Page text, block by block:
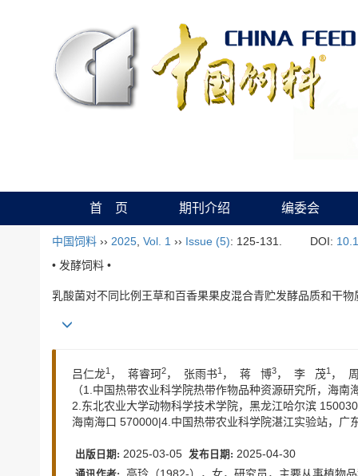
首 页 期刊介绍 编委会
中国饲料 ›› 2025 Vol. 1 ›› Issue (5): 125-131. DOI:
• 发酵饲料 •
乳酸菌对不同比例王草和百香果果皮混合青贮发酵品质和干物
吕仁龙1 ， 蒋睿珂2， 张雨书1 ， 蒋 博3， 李 茂1 ，
（1.中国热带农业科学院热带作物品种资源研究所，海南
2.东北农业大学动物科学技术学院，黑龙江哈尔滨
海南海口 570000|4.中国热带农业科学院湛江实验站，广
出版日期: 2025-03-05 发布日期: 2025-04-30